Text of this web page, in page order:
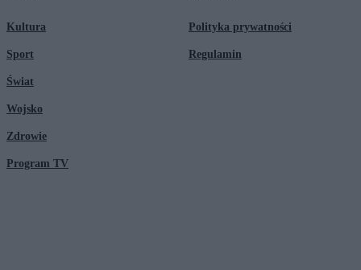
Kultura
Sport
Świat
Wojsko
Zdrowie
Program TV
Polityka prywatności
Regulamin